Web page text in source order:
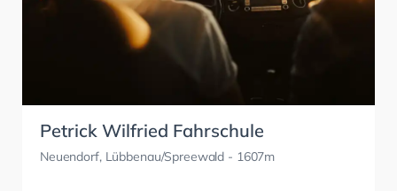
Petrick Wilfried Fahrschule
Neuendorf, Lübbenau/Spreewald - 1607m